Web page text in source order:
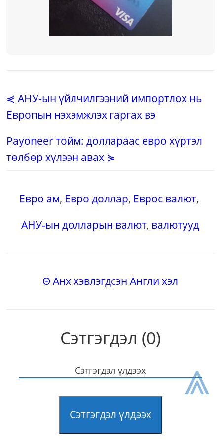
⋞ АНУ-ын үйлчилгээний импортлох нь
Европын нэхэмжлэх гаргах вэ
Payoneer тойм: доллараас евро хүртэл
төлбөр хүлээн авах ⋟
Евро ам, Евро доллар, Еврос валют,
АНУ-ын долларын валют, валютууд
Θ Анх хэвлэгдсэн Англи хэл
Сэтгэгдэл (0)
Сэтгэгдэл үлдээх
Сэтгэгдэл үлдээх
⩓